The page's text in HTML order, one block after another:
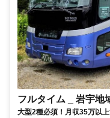
フルタイム _ 岩宇地
大型2種必須！月収35万以